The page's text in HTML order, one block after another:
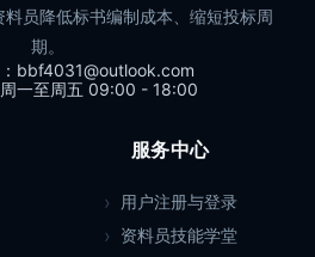
员降低标书编制成本、缩短投标周
期。
bbf4031@outlook.com
一至周五 09:00 - 18:00
服务中心
用户注册与登录
资料员技能学堂